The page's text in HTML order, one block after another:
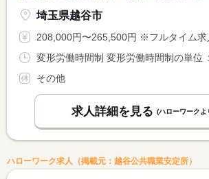
埼玉県越谷市
208,000円〜265,500円 ※フルタイム求人の場合は月額（換算額）、パート求人の場合
その他
求人詳細を見る (ハローワークよ
ハローワーク求人（掲載元：越谷公共職業安定所）